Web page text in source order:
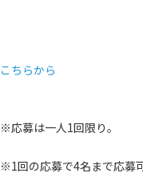
こちらから
※応募は一人1回限り。
※1回の応募で4名まで応募